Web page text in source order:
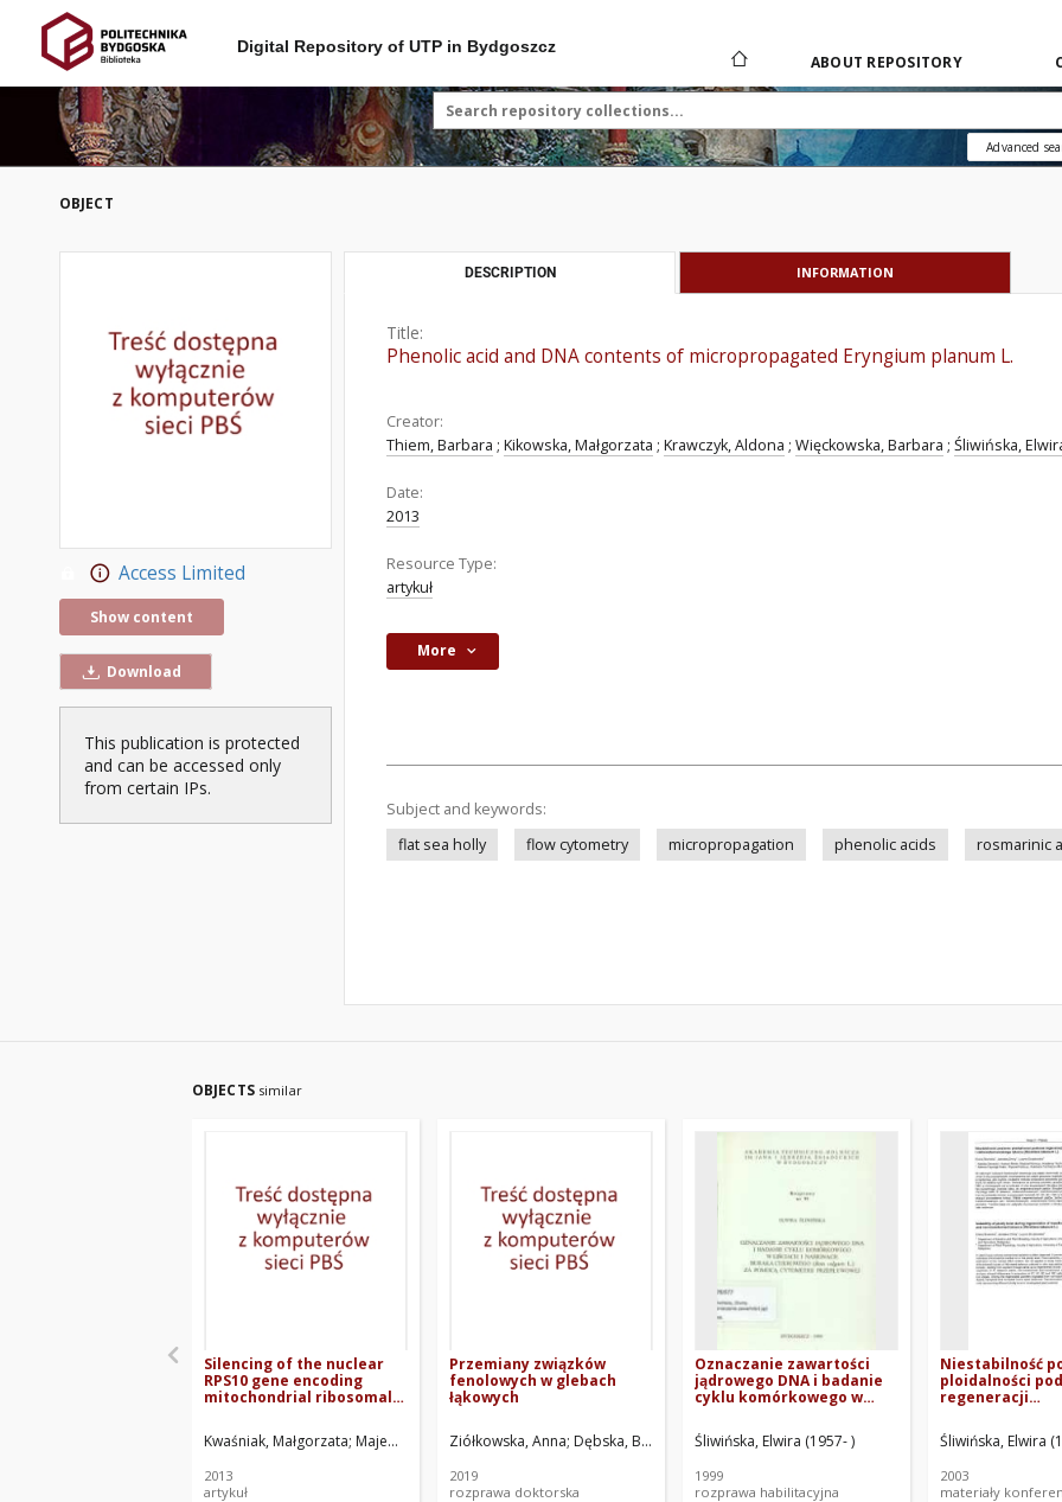
Digital Repository of UTP in Bydgoszcz
ABOUT REPOSITORY
Advanced
OBJECT
Access Limited
Show content
Download
This publication is protected
and can be accessed only
from certain IPs.
DESCRIPTION INFORMATION
Title:
Phenolic acid and DNA contents of micropropagated Eryngium planum L.
Creator:
Thiem, Barbara ; Kikowska, Małgorzata ; Krawczyk, Aldona ; Więckowska, Barbara ; Śliwińska,
Date:
2013
Resource Type:
artykuł
More
Subject and keywords:
flat sea holly
flow cytometry micropropagation phenolic acids rosmarinic
OBJECTS similar
Silencing of the nuclear
RPS10 gene encoding
mitochondrial ribosomal
in Arabidopsis
mitochondria
Kwaśniak, Małgorzata Majewski, Paweł Skibior, Renata Adamowicz, Aleksandra Czarna, Małgorzata Śliwińska, Elwira (1957- )
2013
artykuł
Przemiany związków
fenolowych w glebach
łąkowych
Ziółkowska, Anna Dębska, Bożena. Promotor Banach-Szott, Magalena. Promotor
2019
rozprawa doktorska
Oznaczanie zawartości
jądrowego DNA i badanie
cyklu komórkowego w
buraka cukrowego (Beta
vulgaris L.) za pomocą
Śliwińska, Elwira (1957- )
1999
rozprawa habilitacyjna
Niestabilność
ploidalności
regeneracji
tytoniu
Śliwińska, Elwira
2003
materiały